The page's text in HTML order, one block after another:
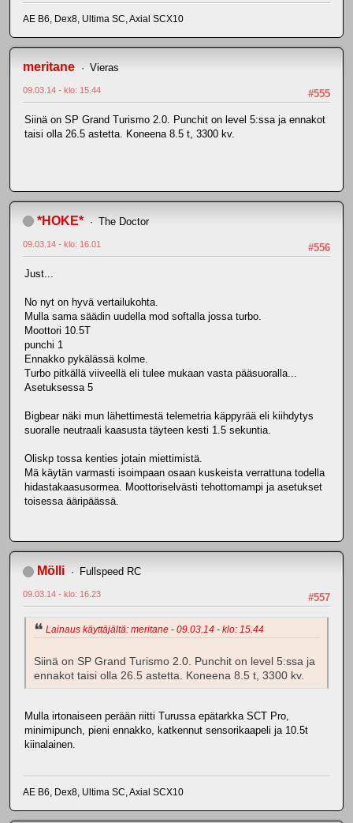
AE B6, Dex8, Ultima SC, Axial SCX10
meritane Vieras
#555
09.03.14 - klo: 15.44
Siinä on SP Grand Turismo 2.0. Punchit on level 5:ssa ja ennakot
taisi olla 26.5 astetta. Koneena 8.5 t, 3300 kv.
*HOKE* The Doctor
#556
09.03.14 - klo: 16.01
Just...
No nyt on hyvä vertailukohta.
Mulla sama säädin uudella mod softalla jossa turbo.
Moottori 10.5T
punchi 1
Ennakko pykälässä kolme.
Turbo pitkällä viiveellä eli tulee mukaan vasta pääsuoralla...
Asetuksessa 5
Bigbear näki mun lähettimestä telemetria käppyrää eli kiihdytys
suoralle neutraali kaasusta täyteen kesti 1.5 sekuntia.
Oliskp tossa kenties jotain miettimistä.
Mä käytän varmasti isoimpaan osaan kuskeista verrattuna todella
hidastakaasusormea. Moottoriselvästi tehottomampi ja asetukset
toisessa ääripäässä.
Mölli Fullspeed RC
#557
09.03.14 - klo: 16.23
Lainaus käyttäjältä: meritane - 09.03.14 - klo: 15.44
Siinä on SP Grand Turismo 2.0. Punchit on level 5:ssa ja
ennakot taisi olla 26.5 astetta. Koneena 8.5 t, 3300 kv.
Mulla irtonaiseen perään riitti Turussa epätarkka SCT Pro,
minimipunch, pieni ennakko, katkennut sensorikaapeli ja 10.5t
kiinalainen.
AE B6, Dex8, Ultima SC, Axial SCX10